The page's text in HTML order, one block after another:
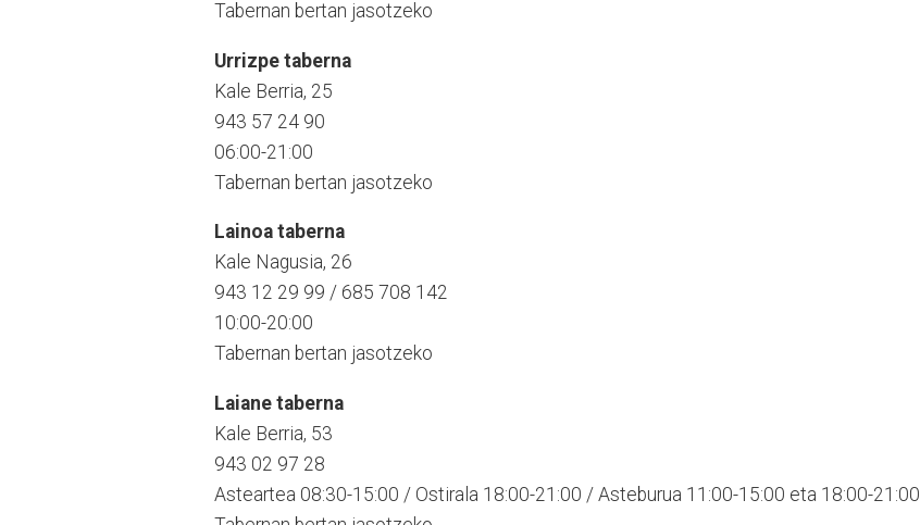
Tabernan bertan jasotzeko
Urrizpe taberna
Kale Berria, 25
943 57 24 90
06:00-21:00
Tabernan bertan jasotzeko
Lainoa taberna
Kale Nagusia, 26
943 12 29 99 / 685 708 142
10:00-20:00
Tabernan bertan jasotzeko
Laiane taberna
Kale Berria, 53
943 02 97 28
Asteartea 08:30-15:00 / Ostirala 18:00-21:00 / Asteburua 11:00-15:00 eta 18:00-21:00